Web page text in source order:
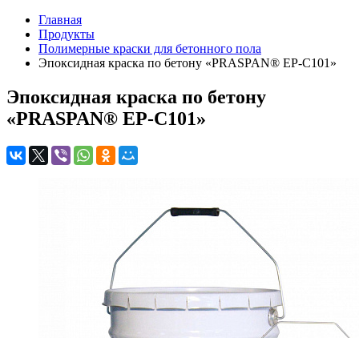
Главная
Продукты
Полимерные краски для бетонного пола
Эпоксидная краска по бетону «PRASPAN® EP-C101»
Эпоксидная краска по бетону
«PRASPAN® EP-C101»